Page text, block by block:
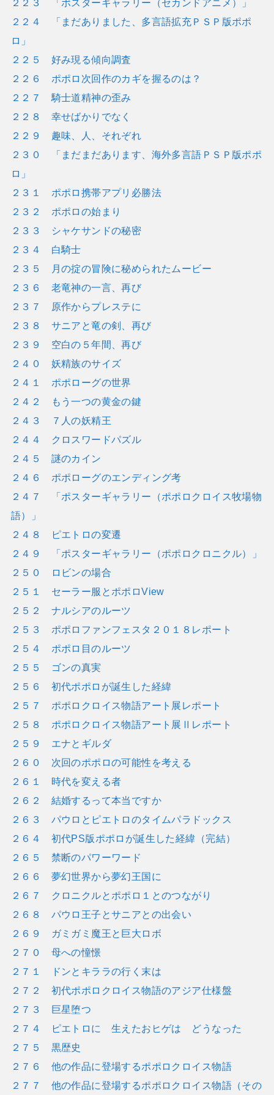
２２３ 「ポスターギャラリー（セカンドアニメ）」
２２４ 「まだありました、多言語拡充ＰＳＰ版ポポ
ロ」
２２５ 好み現る傾向調査
２２６ ポポロ次回作のカギを握るのは？
２２７ 騎士道精神の歪み
２２８ 幸せばかりでなく
２２９ 趣味、人、それぞれ
２３０ 「まだまだあります、海外多言語ＰＳＰ版ポポ
ロ」
２３１ ポポロ携帯アプリ必勝法
２３２ ポポロの始まり
２３３ シャケサンドの秘密
２３４ 白騎士
２３５ 月の掟の冒険に秘められたムービー
２３６ 老竜神の一言、再び
２３７ 原作からプレステに
２３８ サニアと竜の剣、再び
２３９ 空白の５年間、再び
２４０ 妖精族のサイズ
２４１ ポポローグの世界
２４２ もう一つの黄金の鍵
２４３ ７人の妖精王
２４４ クロスワードパズル
２４５ 謎のカイン
２４６ ポポローグのエンディング考
２４７ 「ポスターギャラリー（ポポロクロイス牧場物
語）」
２４８ ピエトロの変遷
２４９ 「ポスターギャラリー（ポポロクロニクル）」
２５０ ロビンの場合
２５１ セーラー服とポポロView
２５２ ナルシアのルーツ
２５３ ポポロファンフェスタ２０１８レポート
２５４ ポポロ目のルーツ
２５５ ゴンの真実
２５６ 初代ポポロが誕生した経緯
２５７ ポポロクロイス物語アート展レポート
２５８ ポポロクロイス物語アート展Ⅱレポート
２５９ エナとギルダ
２６０ 次回のポポロの可能性を考える
２６１ 時代を変える者
２６２ 結婚するって本当ですか
２６３ パウロとピエトロのタイムパラドックス
２６４ 初代PS版ポポロが誕生した経緯（完結）
２６５ 禁断のパワーワード
２６６ 夢幻世界から夢幻王国に
２６７ クロニクルとポポロ１とのつながり
２６８ パウロ王子とサニアとの出会い
２６９ ガミガミ魔王と巨大ロボ
２７０ 母への憧憬
２７１ ドンとキララの行く末は
２７２ 初代ポポロクロイス物語のアジア仕様盤
２７３ 巨星堕つ
２７４ ピエトロに 生えたおヒゲは どうなった
２７５ 黒歴史
２７６ 他の作品に登場するポポロクロイス物語
２７７ 他の作品に登場するポポロクロイス物語（その